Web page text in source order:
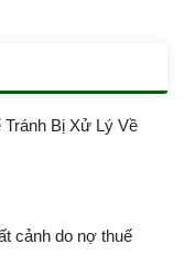
Bị Xử Lý Về
cảnh do nợ thuế